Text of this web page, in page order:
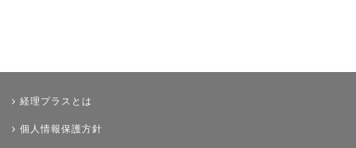
経理プラスとは
個人情報保護方針